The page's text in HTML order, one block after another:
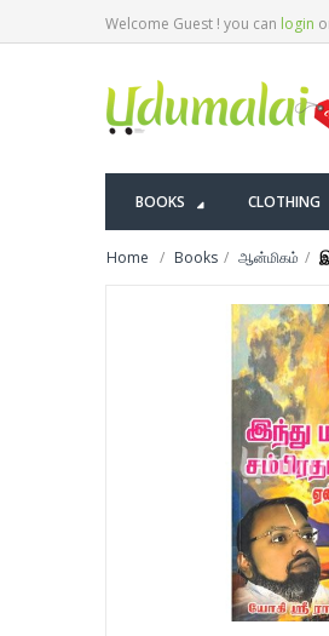
Welcome Guest ! you can login
BOOKS CLOTHING
Home Books ஆன்மிகம்